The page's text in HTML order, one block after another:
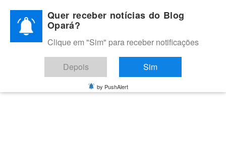
content
BLOG OPARÁ
Melhores notícias de Juazeiro, Petrolina e do Vale do São
Francisco
Quer receber notícias do Blog
Opará?
Clique em "Sim" para receber notificações
Depois Sim
by PushAlert